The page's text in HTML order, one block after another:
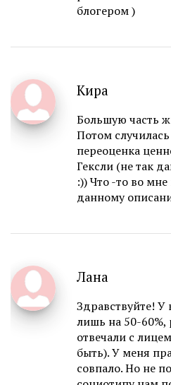
блогером )
Кира
Большую часть
Потом
переоценка
Гексли (не так
:)) Что -то во
данному
Лана
Здравствуйте! У
лишь на 50-60%,
отвечали с
быть). У меня
совпало. Но не